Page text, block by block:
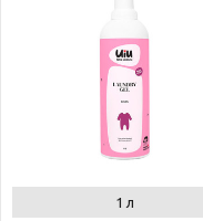
1 л